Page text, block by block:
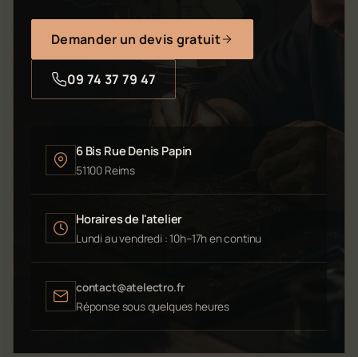
Demander un devis gratuit
09 74 37 79 47
6 Bis Rue Denis Papin
51100 Reims
Horaires de l'atelier
Lundi au vendredi : 10h–17h en continu
contact@atelectro.fr
Réponse sous quelques heures